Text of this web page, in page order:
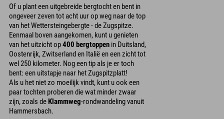
Of u plant een uitgebreide bergtocht en bent in
ongeveer zeven tot acht uur op weg naar de top
van het Wettersteingebergte - de Zugspitze.
Eenmaal boven aangekomen, kunt u genieten
van het uitzicht op400 bergtoppen in Duitsland,
Oostenrijk, Zwitserland en Italië en een zicht tot
wel 250 kilometer. Nog een tip als je er toch
bent: een uitstapje naar het Zugspitzplatt!
Als u het niet zo moeilijk vindt, kunt u ook een
paar tochten proberen die wat minder zwaar
zijn, zoals deKlammweg-rondwandeling vanuit
Hammersbach.